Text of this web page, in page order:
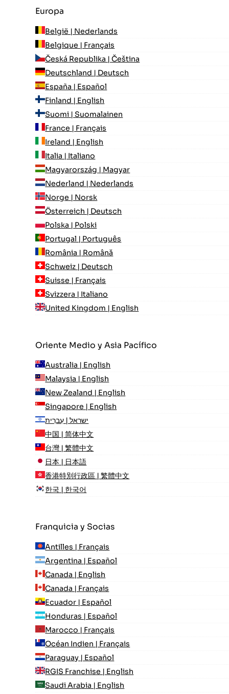
Europa
België | Nederlands
Belgique | Français
Česká Republika | Čeština
Deutschland | Deutsch
España | Español
Finland | English
Suomi | Suomalainen
France | Français
Ireland | English
Italia | Italiano
Magyarország | Magyar
Nederland | Nederlands
Norge | Norsk
Österreich | Deutsch
Polska | Polski
Portugal | Português
România | Română
Schweiz | Deutsch
Suisse | Français
Svizzera | Italiano
United Kingdom | English
Oriente Medio y Asia Pacífico
Australia | English
Malaysia | English
New Zealand | English
Singapore | English
ישראל | עִברִית
中国 | 简体中文
台灣 | 繁體中文
日本 | 日本語
香港特別行政區 | 繁體中文
한국 | 한국어
Franquicia y Socias
Antilles | Français
Argentina | Español
Canada | English
Canada | Français
Ecuador | Español
Honduras | Español
Marocco | Français
Océan Indien | Français
Paraguay | Español
RGIS Franchise | English
Saudi Arabia | English